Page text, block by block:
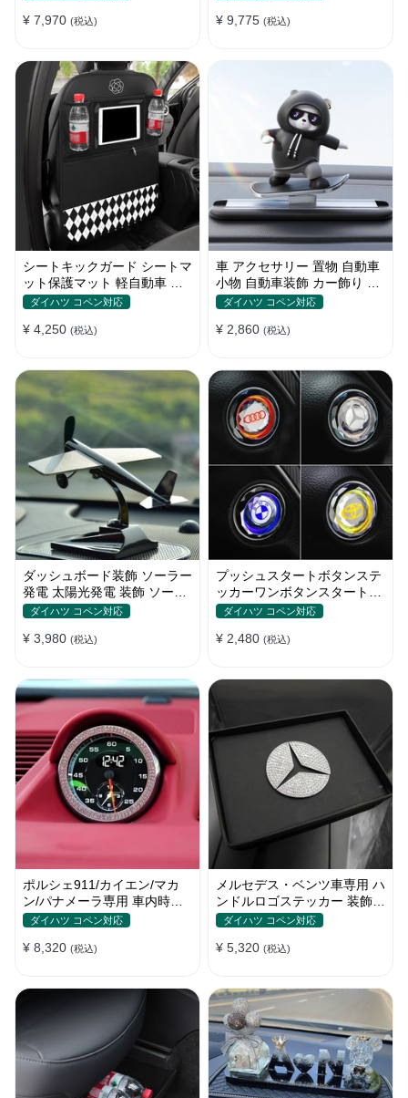
ト 運転席 助手席 省スペース
¥ 7,970 (税込)
Daquan
¥ 9,775 (税込)
シートキックガード シートマ
ット保護マット 軽自動車 傷
汚れ 防止 アクセサリー 取り
ダイハツ コペン対応
¥ 4,250 (税込)
車 アクセサリー 置物 自動車
小物 自動車装飾 カー飾り 車
ダッシュボード 装飾 かわい
ダイハツ コペン対応
¥ 2,860 (税込)
ダッシュボード装飾 ソーラー
発電 太陽光発電 装飾 ソーラ
ー飛行機 小型車のインテリア
ル
ダイハツ コペン対応
¥ 3,980 (税込)
プッシュスタートボタンステ
ッカーワンボタンスタートカ
バー車用装飾 スイッチキー保
クセサリー
ダイハツ コペン対応
¥ 2,480 (税込)
ポルシェ911/カイエン/マカ
ン/パナメーラ専用 車内時計
ステッカー ダイヤモンド合金
グ サークル
ダイハツ コペン対応
¥ 8,320 (税込)
メルセデス・ベンツ車専用 ハ
ンドルロゴステッカー 装飾物
テープ貼付 キラキラ 内装 銀
ダイハツ コペン対応
¥ 5,320 (税込)